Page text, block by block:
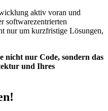
aktiv voran und
softwarezentrierten
nur um kurzfristige Lösungen,
nicht nur Code, sondern das
und Ihres